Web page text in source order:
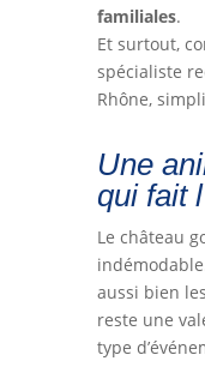
familiales.
Et surtout,
spécialiste
Rhône,
Une
qui fait
Le château
aussi bien
reste une
type